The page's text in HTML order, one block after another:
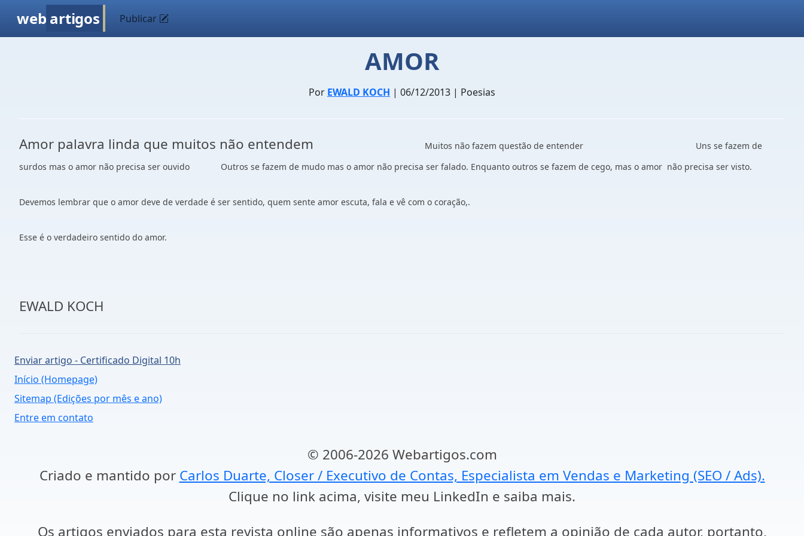
web artigos Publicar
AMOR
Por EWALD KOCH | 06/12/2013 | Poesias
Amor palavra linda que muitos não entendem Muitos não fazem questão de entender Uns se fazem de
surdos mas o amor não precisa ser ouvido Outros se fazem de mudo mas o amor não precisa ser falado. Enquanto outros se fazem de cego, mas o amor não precisa ser visto.
Devemos lembrar que o amor deve de verdade é ser sentido, quem sente amor escuta, fala e vê com o coração,.
Esse é o verdadeiro sentido do amor.
EWALD KOCH
Enviar artigo - Certificado Digital 10h
Início (Homepage)
Sitemap (Edições por mês e ano)
Entre em contato
© 2006-2026 Webartigos.com
Criado e mantido por Carlos Duarte, Closer / Executivo de Contas, Especialista em Vendas e Marketing (SEO / Ads).
Clique no link acima, visite meu LinkedIn e saiba mais.
Os artigos enviados para esta revista online são apenas informativos e refletem a opinião de cada autor, portanto,